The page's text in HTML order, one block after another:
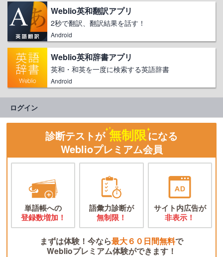
Weblio英和翻訳アプリ
2秒で翻訳、翻訳結果を話す！
Android
Weblio英和辞書アプリ
英和・和英を一度に検索する英語辞書
Android
ログイン
診断テストが 無制限になる
Weblioプレミアム会員
単語帳への
登録数増加！
語彙力診断が
無制限！
サイト内広告が
非表示！
まずは体験！今なら最大６０日間無料で
Weblioプレミアム体験ができます！